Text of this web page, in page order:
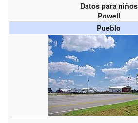
Datos para niños
Powell
Pueblo